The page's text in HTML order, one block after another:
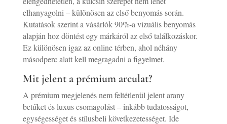
elhanyagolni – különösen az első benyomás során.
Kutatások szerint a vásárlók 90%-a vizuális benyomás
alapján hoz döntést egy márkáról az első találkozáskor.
Ez különösen igaz az online térben, ahol néhány
másodperc alatt kell megragadni a figyelmet.
Mit jelent a prémium arculat?
A prémium megjelenés nem feltétlenül jelent arany
betűket és luxus csomagolást – inkább tudatosságot,
egységességet és stílusbeli következetességet. Ide